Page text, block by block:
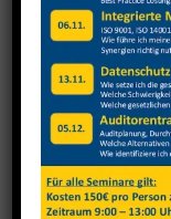
Vollmer + Boch